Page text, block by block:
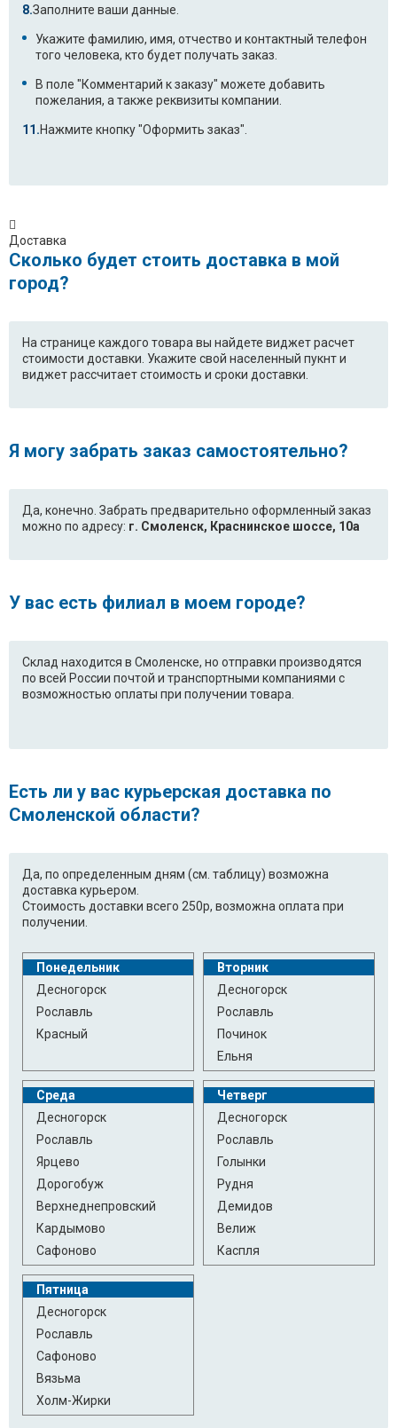
Заполните ваши данные.
Укажите фамилию, имя, отчество и контактный телефон
того человека, кто будет получать заказ.
В поле "Комментарий к заказу" можете добавить
пожелания, а также реквизиты компании.
Нажмите кнопку "Оформить заказ".
Доставка
Сколько будет стоить доставка в мой
город?
На странице каждого товара вы найдете виджет расчет
стоимости доставки. Укажите свой населенный пукнт и
виджет рассчитает стоимость и сроки доставки.
Я могу забрать заказ самостоятельно?
Да, конечно. Забрать предварительно оформленный заказ
можно по адресу: г. Смоленск, Краснинское шоссе, 10а
У вас есть филиал в моем городе?
Склад находится в Смоленске, но отправки производятся
по всей России почтой и транспортными компаниями с
возможностью оплаты при получении товара.
Есть ли у вас курьерская доставка по
Смоленской области?
Да, по определенным дням (см. таблицу) возможна
доставка курьером.
Стоимость доставки всего 250р, возможна оплата при
получении.
Понедельник
Десногорск
Рославль
Красный
Вторник
Десногорск
Рославль
Починок
Ельня
Среда
Десногорск
Рославль
Ярцево
Дорогобуж
Верхнеднепровский
Кардымово
Сафоново
Четверг
Десногорск
Рославль
Голынки
Рудня
Демидов
Велиж
Каспля
Пятница
Десногорск
Рославль
Сафоново
Вязьма
Холм-Жирки